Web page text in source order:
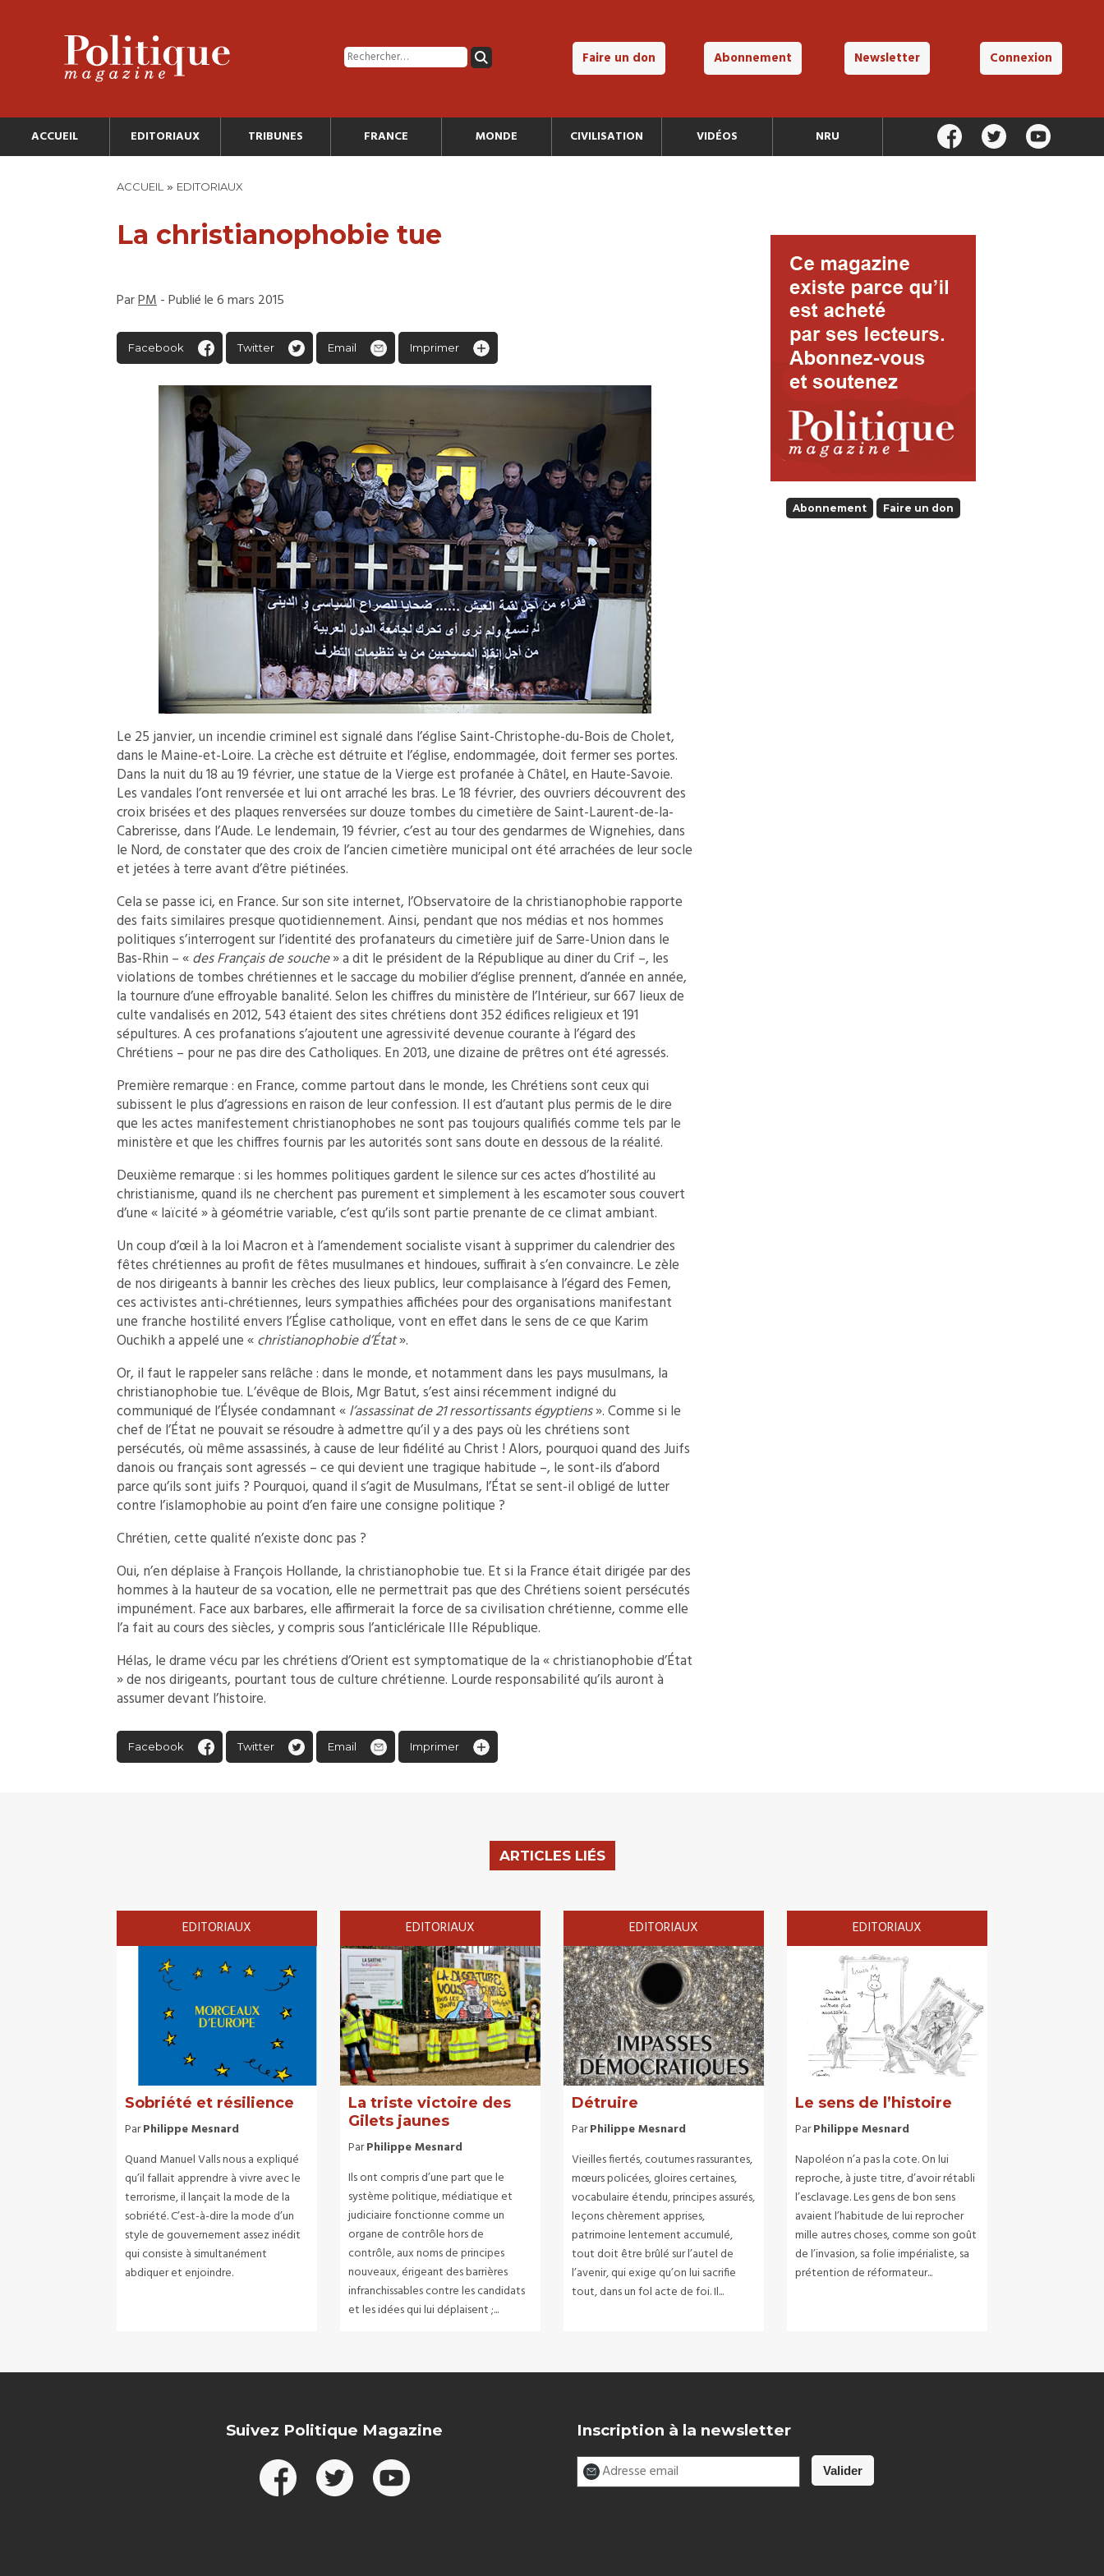
Faire un don Abonnement Newsletter Connexion
ACCUEIL EDITORIAUX TRIBUNES FRANCE MONDE CIVILISATION VIDÉOS NRU
ACCUEIL » EDITORIAUX
La christianophobie tue
ParPM- Publié le 6 mars 2015
Facebook Twitter Email Imprimer
Le 25 janvier, un incendie criminel est signalé dans l’église Saint-Christophe-du-Bois de Cholet,
dans le Maine-et-Loire. La crèche est détruite et l’église, endommagée, doit fermer ses portes.
Dans la nuit du 18 au 19 février, une statue de la Vierge est profanée à Châtel, en Haute-Savoie.
Les vandales l’ont renversée et lui ont arraché les bras. Le 18 février, des ouvriers découvrent des
croix brisées et des plaques renversées sur douze tombes du cimetière de Saint-Laurent-de-la-
Cabrerisse, dans l’Aude. Le lendemain, 19 février, c’est au tour des gendarmes de Wignehies, dans
le Nord, de constater que des croix de l’ancien cimetière municipal ont été arrachées de leur socle
et jetées à terre avant d’être piétinées.
Cela se passe ici, en France. Sur son site internet, l’Observatoire de la christianophobie rapporte
des faits similaires presque quotidiennement. Ainsi, pendant que nos médias et nos hommes
politiques s’interrogent sur l’identité des profanateurs du cimetière juif de Sarre-Union dans le
Bas-Rhin – «des Français de souche» a dit le président de la République au diner du Crif –, les
violations de tombes chrétiennes et le saccage du mobilier d’église prennent, d’année en année,
la tournure d’une effroyable banalité. Selon les chiffres du ministère de l’Intérieur, sur 667 lieux de
culte vandalisés en 2012, 543 étaient des sites chrétiens dont 352 édifices religieux et 191
sépultures. A ces profanations s’ajoutent une agressivité devenue courante à l’égard des
Chrétiens – pour ne pas dire des Catholiques. En 2013, une dizaine de prêtres ont été agressés.
Première remarque : en France, comme partout dans le monde, les Chrétiens sont ceux qui
subissent le plus d’agressions en raison de leur confession. Il est d’autant plus permis de le dire
que les actes manifestement christianophobes ne sont pas toujours qualifiés comme tels par le
ministère et que les chiffres fournis par les autorités sont sans doute en dessous de la réalité.
Deuxième remarque : si les hommes politiques gardent le silence sur ces actes d’hostilité au
christianisme, quand ils ne cherchent pas purement et simplement à les escamoter sous couvert
d’une « laïcité » à géométrie variable, c’est qu’ils sont partie prenante de ce climat ambiant.
Un coup d’œil à la loi Macron et à l’amendement socialiste visant à supprimer du calendrier des
fêtes chrétiennes au profit de fêtes musulmanes et hindoues, suffirait à s’en convaincre. Le zèle
de nos dirigeants à bannir les crèches des lieux publics, leur complaisance à l’égard des Femen,
ces activistes anti-chrétiennes, leurs sympathies affichées pour des organisations manifestant
une franche hostilité envers l’Église catholique, vont en effet dans le sens de ce que Karim
Ouchikh a appelé une «christianophobie d’État».
Or, il faut le rappeler sans relâche : dans le monde, et notamment dans les pays musulmans, la
christianophobie tue. L’évêque de Blois, Mgr Batut, s’est ainsi récemment indigné du
communiqué de l’Élysée condamnant «l’assassinat de 21 ressortissants égyptiens». Comme si le
chef de l’État ne pouvait se résoudre à admettre qu’il y a des pays où les chrétiens sont
persécutés, où même assassinés, à cause de leur fidélité au Christ ! Alors, pourquoi quand des Juifs
danois ou français sont agressés – ce qui devient une tragique habitude –, le sont-ils d’abord
parce qu’ils sont juifs ? Pourquoi, quand il s’agit de Musulmans, l’État se sent-il obligé de lutter
contre l’islamophobie au point d’en faire une consigne politique ?
Chrétien, cette qualité n’existe donc pas ?
Oui, n’en déplaise à François Hollande, la christianophobie tue. Et si la France était dirigée par des
hommes à la hauteur de sa vocation, elle ne permettrait pas que des Chrétiens soient persécutés
impunément. Face aux barbares, elle affirmerait la force de sa civilisation chrétienne, comme elle
l’a fait au cours des siècles, y compris sous l’anticléricale IIIe République.
Hélas, le drame vécu par les chrétiens d’Orient est symptomatique de la « christianophobie d’État
» de nos dirigeants, pourtant tous de culture chrétienne. Lourde responsabilité qu’ils auront à
assumer devant l’histoire.
Facebook Twitter Email Imprimer
Abonnement Faire un don
ARTICLES LIÉS
EDITORIAUX
Sobriété et résilience
ParPhilippe Mesnard
Quand Manuel Valls nous a expliqué
qu’il fallait apprendre à vivre avec le
terrorisme, il lançait la mode de la
sobriété. C’est-à-dire la mode d’un
style de gouvernement assez inédit
qui consiste à simultanément
abdiquer et enjoindre.
EDITORIAUX
La triste victoire des
Gilets jaunes
ParPhilippe Mesnard
Ils ont compris d’une part que le
système politique, médiatique et
judiciaire fonctionne comme un
organe de contrôle hors de
contrôle, aux noms de principes
nouveaux, érigeant des barrières
infranchissables contre les candidats
et les idées qui lui déplaisent ;...
EDITORIAUX
Détruire
ParPhilippe Mesnard
Vieilles fiertés, coutumes rassurantes,
mœurs policées, gloires certaines,
vocabulaire étendu, principes assurés,
leçons chèrement apprises,
patrimoine lentement accumulé,
tout doit être brûlé sur l’autel de
l’avenir, qui exige qu’on lui sacrifie
tout, dans un fol acte de foi. Il...
EDITORIAUX
Le sens de l’histoire
ParPhilippe Mesnard
Napoléon n’a pas la cote. On lui
reproche, à juste titre, d’avoir rétabli
l’esclavage. Les gens de bon sens
avaient l’habitude de lui reprocher
mille autres choses, comme son goût
de l’invasion, sa folie impérialiste, sa
prétention de réformateur...
Suivez Politique Magazine Inscription à la newsletter